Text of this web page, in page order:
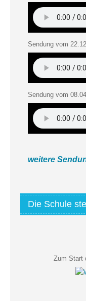
Sendung vom
Sendung vom
weitere
Die Schule
Zum Start